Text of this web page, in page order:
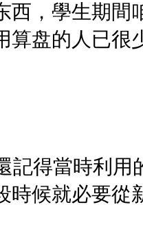
西，學生期間
算盘的人已很
記得當時利
時候就必要從